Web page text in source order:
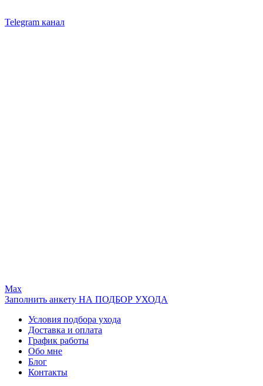
Telegram канал
Max
Заполнить анкету НА ПОДБОР УХОДА
Условия подбора ухода
Доставка и оплата
График работы
Обо мне
Блог
Контакты